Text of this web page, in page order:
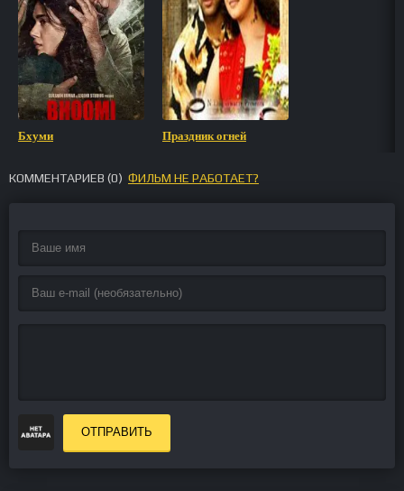
Бхуми Праздник огней
КОММЕНТАРИЕВ (0) ФИЛЬМ НЕ РАБОТАЕТ?
ОТПРАВИТЬ